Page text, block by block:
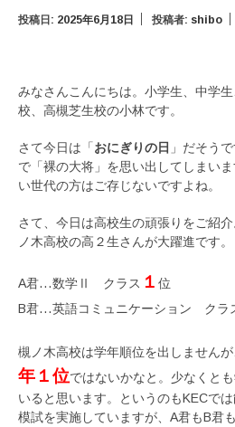
投稿日: 2025年6月18日 投稿者: shibo
みなさんこんにちは。小学生、中学
校、高槻芝生校の小林です。
さて今日は「おにぎりの日 」だそう
で「裸の大将」を思い出してしまい
い世代の方はご存じないですよね。
さて、今日は高校生の頑張りをご紹
ノ木高校の高２生さんが大躍進です。
A君…数学Ⅱ クラス １ 位
B君…英語コミュニケーション クラ
槻ノ木高校は学年順位を出しませんが
年１位ではないかなと。少なくと
いると思います。というのもKECで
模試を実施していますが、A君もB君